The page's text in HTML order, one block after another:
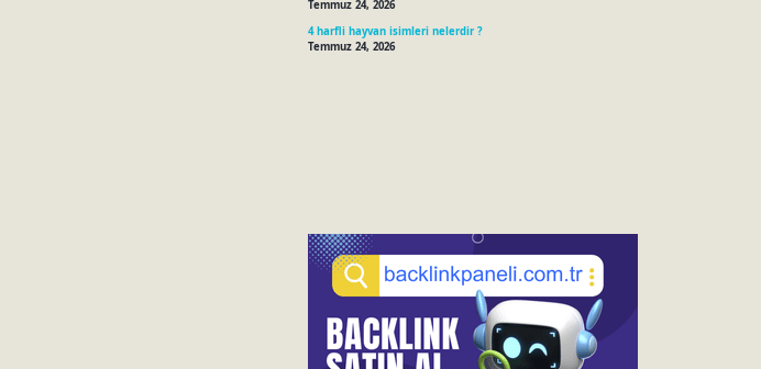
Temmuz 24, 2026
4 harfli hayvan isimleri nelerdir ?
Temmuz 24, 2026